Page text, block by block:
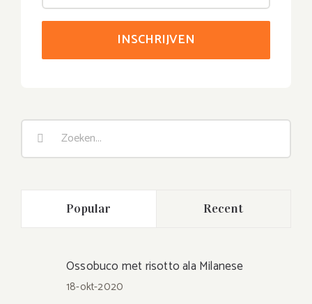
Zoeken
Popular Recent
Ossobuco met risotto ala Milanese
18-okt-2020